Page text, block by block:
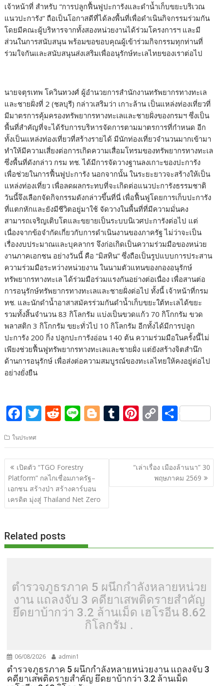
เจ้าหน้าที่ สำหรับ “การปลูกฟื้นฟูปะการังและดำน้ำเก็บขยะบริเวณ
แนวปะการัง” ถือเป็นโอกาสดีที่ได้ลงพื้นที่เพื่อดำเนินกิจกรรมร่วมกัน
โดยมีคณะผู้บริหารจากทั้งสองหน่วยงานได้ร่วมโครงการฯ และมี
ส่วนในการสนับสนุน พร้อมขอขอบคุณผู้เข้าร่วมกิจกรรมทุกท่านที่
ร่วมใจกันและสนับสนุนส่งเสริมเพื่ออนุรักษ์ทะเลไทยของเราต่อไป
นายจตุรเทพ โควินทวงศ์ ผู้อำนวยการสำนักงานทรัพยากรทางทะเล
และชายฝั่งที่ 2 (ชลบุรี) กล่าวเสริมว่า เกาะล้าน เป็นแหล่งท่องเที่ยวที่
มีมาตรการคุ้มครองทรัพยากรทางทะเลและชายฝั่งของกรมฯ ซึ่งเป็น
พื้นที่สำคัญที่จะได้รับการบริหารจัดการตามมาตรการที่กำหนด อีก
ทั้งเป็นแหล่งท่องเที่ยวที่สร้างรายได้ มีนักท่องเที่ยวจำนวนมากเข้ามา
ทำให้มีความเสี่ยงต่อการเกิดความเสื่อมโทรมของทรัพยากรทางทะเล
ซึ่งพื้นที่ดังกล่าว กรม ทช. ได้มีการจัดวางฐานลงเกาะของปะการัง
เพื่อช่วยในการฟื้นฟูปะการัง นอกจากนั้น ในระยะยาวจะสร้างให้เป็น
แหล่งท่องเที่ยว เพื่อลดผลกระทบที่จะเกิดต่อแนวปะการังธรรมชาติ
วันนี้จึงเลือกจัดกิจกรรมดังกล่าวขึ้นที่นี่ เพื่อฟื้นฟูโดยการเก็บปะการัง
ที่แตกหักและยังมีชีวิตอยู่มาใช้ จัดวางในพื้นที่ที่มีความมั่นคง
สามารถเจริญเติบโตและขยายเป็นระบบนิเวศปะการังต่อไป แต่
เนื่องจากข้อจำกัดเกี่ยวกับการดำเนินงานของภาครัฐ ไม่ว่าจะเป็น
เรื่องงบประมาณและบุคลากร จึงก่อเกิดเป็นความร่วมมือของหน่วย
งานภาคเอกชน อย่างวันนี้ คือ “มิสทิน” ซึ่งถือเป็นรูปแบบการประสาน
ความร่วมมือระหว่างหน่วยงาน ในนามตัวแทนของกองอนุรักษ์
ทรัพยากรทางทะเล ได้ร่วมมือร่วมแรงกันอย่างต่อเนื่อง เพื่อสานต่อ
การอนุรักษ์ทรัพยากรทางทะเลและชายฝั่งต่อไป ทั้งนี้ เจ้าหน้าที่กรม
ทช. และนักดำน้ำอาสาสมัครร่วมกันดำน้ำเก็บขยะใต้ทะเลได้ขยะ
รวมทั้งสิ้นจำนวน 83 กิโลกรัม แบ่งเป็นขวดแก้ว 70 กิโกกรัม ขวด
พลาสติก 3 กิโกกรัม ขยะทั่วไป 10 กิโลกรัม อีกทั้งได้มีการปลูก
ปะการัง 200 กิ่ง ปลูกปะการังอ่อน 140 ต้น ความร่วมมือในครั้งนี้ไม่
เพียงช่วยฟื้นฟูทรัพยากรทางทะเลและชายฝั่ง แต่ยังสร้างจิตสำนึก
ด้านการอนุรักษ์ เพื่อส่งต่อความสมบูรณ์ของทะเลไทยให้คงอยู่ต่อไป
อย่างยั่งยืน
F
e
b
o
o
k
T
itt
er
R
d
di
t
Li
e
Bl
g
g
T
m
bl
Pi
er
e
st
C
p
y
Li
n
S
ar
e
ในประทศ
แนะแนว
เรื่อง
เปิดตัว “TGO Forestry
Platform” กลไกเชื่อมภาครัฐ–
เอกชน สร้างป่า สร้างคาร์บอน
เครดิต มุ่งสู่ Thailand Net Zero
“เล่าเรื่อง เมืองล้านนา” 30
พฤษภาคม 2569
Related posts
ตำรวจภูธรภาค 5 ผนึกกำลังหลายหน่วย
งาน แถลงจับ 3 คดียาเสพติดรายสำคัญ
ยึดยาบ้ากว่า 3.2 ล้านเม็ด เฮโรอีน 8.62
กิโลกรัม .
06/08/2026 admin1
ตำรวจภูธรภาค 5 ผนึกกำลังหลายหน่วยงาน แถลงจับ 3
คดียาเสพติดรายสำคัญ ยึดยาบ้ากว่า 3.2 ล้านเม็ด